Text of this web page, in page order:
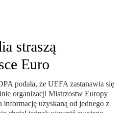
straszą
Euro
podała, że UEFA zastanawia się
organizacji Mistrzostw Europy
informację uzyskaną od jednego z